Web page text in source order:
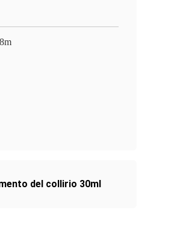
del collirio 30ml